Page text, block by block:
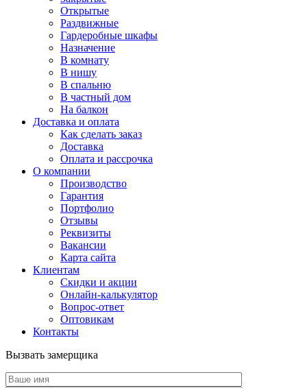
Открытые
Раздвижные
Гардеробные шкафы
Назначение
В комнату
В нишу
В спальню
В частный дом
На балкон
Доставка и оплата
Как сделать заказ
Доставка
Оплата и рассрочка
О компании
Производство
Гарантия
Портфолио
Отзывы
Реквизиты
Вакансии
Карта сайта
Клиентам
Скидки и акции
Онлайн-калькулятор
Вопрос-ответ
Оптовикам
Контакты
Вызвать замерщика